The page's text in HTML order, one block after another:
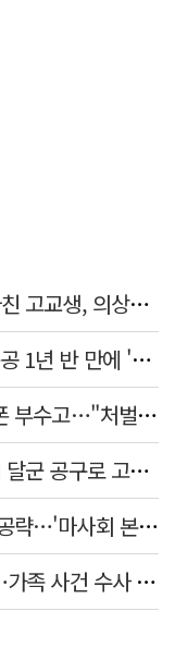
'장윤기 사건' 피해 여고생 돕다가 다친 고교생, 의상자 인정
"아파트 외벽 테라스가 통째로"…준공 1년 반 만에 '아찔 사고'
전북 경찰 간부 '女교사 몰카' 아들 폰 부수고…"처벌 못하는 사안" 내부망에 글
'외도 의심' 아내 화장실에 묶고 불에 달군 공구로 고문…남편 검거
김병삼 경북 영천시장, 이번엔 국회 공략…'마사회 본사 이전·광역교통망 확충' 요청
경찰, 9월 초부터 상피제 전격 실시…가족 사건 수사 못해